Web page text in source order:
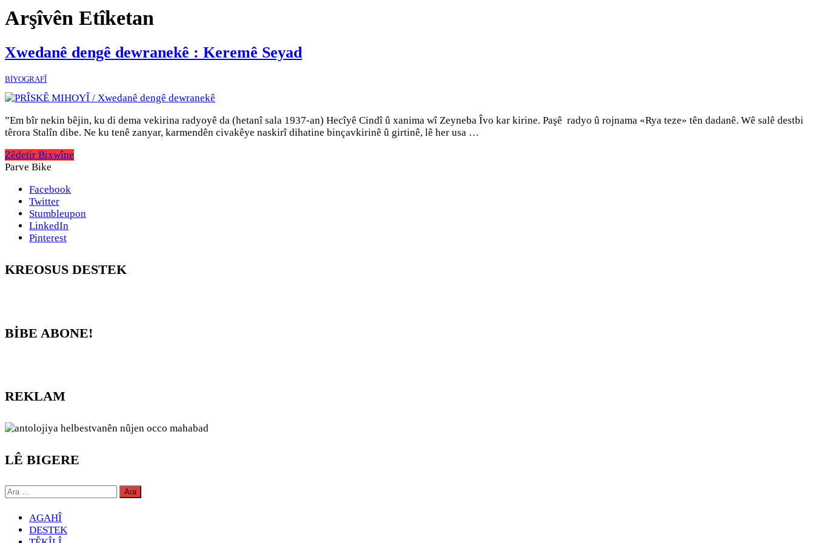
Arşîvên Etîketan
Xwedanê dengê dewranekê : Keremê Seyad
BİYOGRAFÎ
”Em bîr nekin bêjin, ku di dema vekirina radyoyê da (hetanî sala 1937-an) Hecîyê Cindî û xanima wî Zeyneba Îvo kar kirine. Paşê radyo û rojnama «Rya teze» tên dadanê. Wê salê destbi
têrora Stalîn dibe. Ne ku tenê zanyar, karmendên civakêye naskirî dihatine binçavkirinê û girtinê, lê her usa …
Zêdetir Bixwîne
Parve Bike
Facebook
Twitter
Stumbleupon
LinkedIn
Pinterest
KREOSUS DESTEK
BİBE ABONE!
REKLAM
LÊ BIGERE
Arama:
AGAHÎ
DESTEK